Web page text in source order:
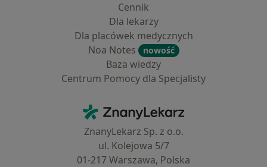
Cennik
Dla lekarzy
Dla placówek medycznych
Noa Notes
nowość
Baza wiedzy
Centrum Pomocy dla Specjalisty
ZnanyLekarz - Strona główna
ZnanyLekarz Sp. z o.o.
ul. Kolejowa 5/7
01-217 Warszawa, Polska